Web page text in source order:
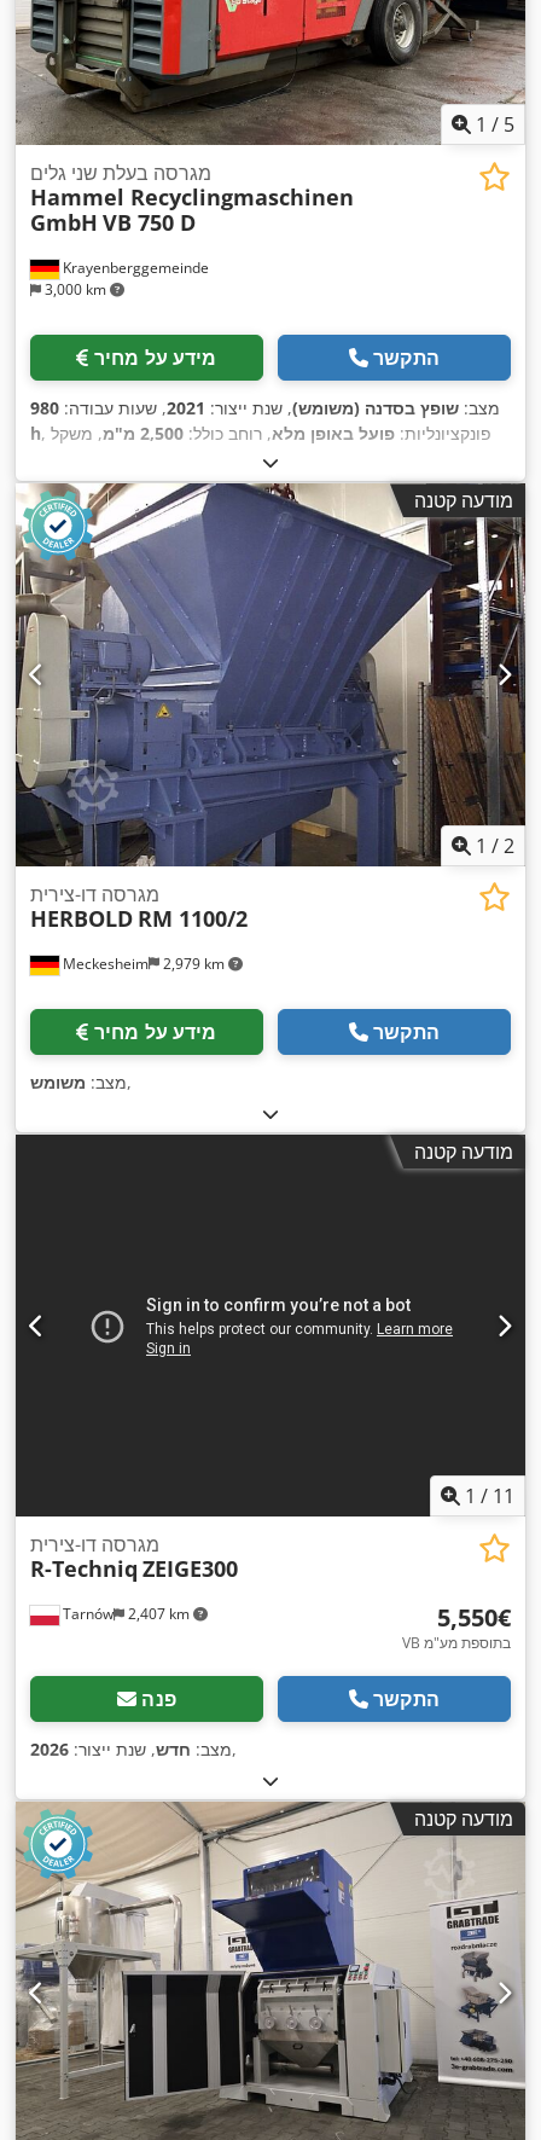
1 / 5
Krayenberggemeinde
3,000 km
מגרסה בעלת שני גלים
Hammel Recyclingmaschinen
GmbH VB 750 D
מידע על מחיר התקשר
מצב: שופץ בסדנה (משומש), שנת ייצור: 2021, שעות עבודה: 980
h
, פונקציונליות: פועל באופן מלא, רוחב כולל: 2,500 מ"מ
, משקל
אחרונה:2025 ,
מודעה קטנה
1 /2
Meckesheim 2,979 km
מגרסה דו-צירית
HERBOLD RM 1100/2
מידע על מחיר התקשר
מצב: משומש ,
מודעה קטנה
1 / 11
Tarnów 2,407 km
מגרסה דו-צירית
R-Techniq ZEIGE300
‏5,550 ‏€
VB בתוספת מע"מ
פנה התקשר
מצב: חדש, שנת ייצור: 2026 ,
מודעה קטנה